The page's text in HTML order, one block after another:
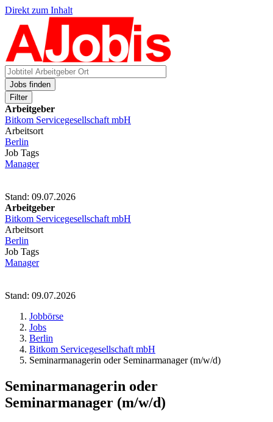
Direkt zum Inhalt
Jobs finden
Filter
Arbeitgeber
Bitkom Servicegesellschaft mbH
Arbeitsort
Berlin
Job Tags
Manager
Stand: 09.07.2026
Arbeitgeber
Bitkom Servicegesellschaft mbH
Arbeitsort
Berlin
Job Tags
Manager
Stand: 09.07.2026
Jobbörse
Jobs
Berlin
Bitkom Servicegesellschaft mbH
Seminarmanagerin oder Seminarmanager (m/w/d)
Seminarmanagerin oder
Seminarmanager (m/w/d)